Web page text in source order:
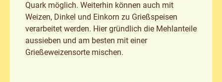
Quark möglich. Weiterhin können auch mit
Weizen, Dinkel und Einkorn zu Grießspeisen
verarbeitet werden. Hier gründlich die Mehlanteile
aussieben und am besten mit einer
Grießeweizensorte mischen.